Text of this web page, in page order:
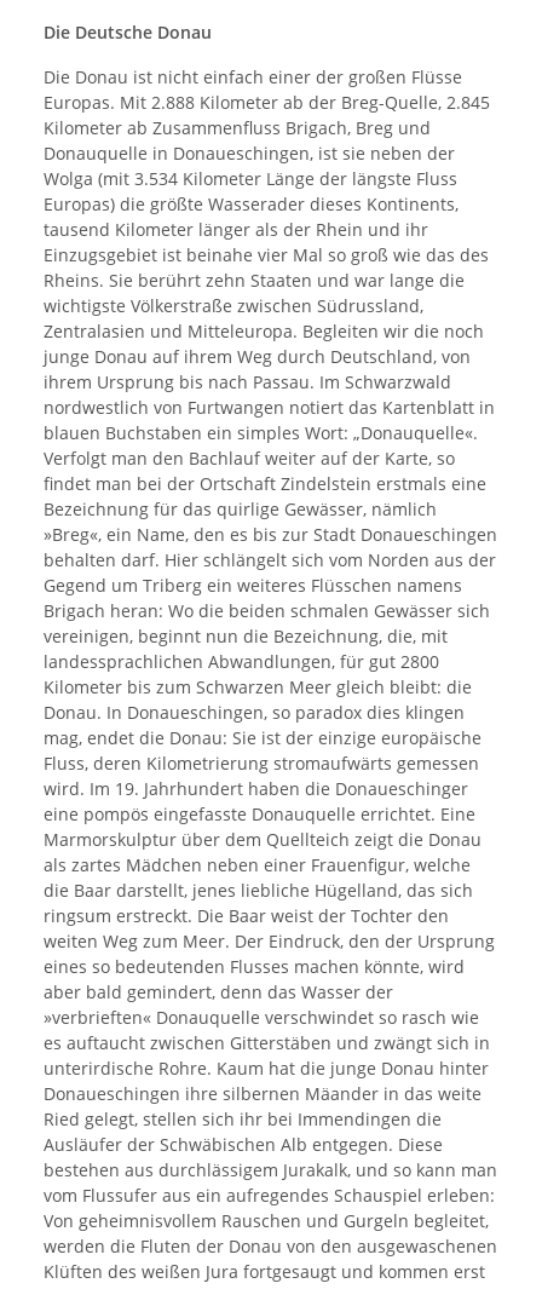
Die Deutsche Donau
Die Donau ist nicht einfach einer der großen Flüsse
Europas. Mit 2.888 Kilometer ab der Breg-Quelle, 2.845
Kilometer ab Zusammenfluss Brigach, Breg und
Donauquelle in Donaueschingen, ist sie neben der
Wolga (mit 3.534 Kilometer Länge der längste Fluss
Europas) die größte Wasser­ader dieses Kontinents,
tausend Kilometer länger als der Rhein und ihr
Einzugsgebiet ist beinahe vier Mal so groß wie das des
Rheins. Sie berührt zehn Staaten und war lange die
wichtigste Völkerstraße zwischen Südrussland,
Zentralasien und Mitteleuropa. Begleiten wir die noch
junge Donau auf ihrem Weg durch Deutschland, von
ihrem Ursprung bis nach Passau. Im Schwarzwald
nordwestlich von Furtwangen notiert das Kartenblatt in
blauen Buchstaben ein simples Wort: „Donauquelle«.
Verfolgt man den Bachlauf weiter auf der Karte, so
findet man bei der Ortschaft Zindelstein erstmals eine
Bezeichnung für das quirlige Gewässer, nämlich
»Breg«, ein Name, den es bis zur Stadt Donaueschingen
behalten darf. Hier schlängelt sich vom Norden aus der
Gegend um Triberg ein weiteres Flüsschen namens
Brigach heran: Wo die beiden schmalen Gewässer sich
vereinigen, beginnt nun die Bezeichnung, die, mit
landessprachlichen Abwandlungen, für gut 2800
Kilometer bis zum Schwarzen Meer gleich bleibt: die
Donau. In Donaueschingen, so paradox dies klingen
mag, endet die Donau: Sie ist der einzige europäische
Fluss, deren Kilometrierung stromaufwärts gemessen
wird. Im 19. Jahrhundert haben die Donaueschinger
eine pompös eingefasste Donauquelle errichtet. Eine
Marmorskulptur über dem Quellteich zeigt die Donau
als zartes Mädchen neben einer Frauenfigur, welche
die Baar darstellt, jenes liebliche Hügelland, das sich
ringsum erstreckt. Die Baar weist der Tochter den
weiten Weg zum Meer. Der Eindruck, den der Ursprung
eines so bedeutenden Flusses machen könnte, wird
aber bald gemindert, denn das Wasser der
»verbrieften« Donauquelle verschwindet so rasch wie
es auftaucht zwischen Gitterstäben und zwängt sich in
unterirdische Rohre. Kaum hat die junge Donau hinter
Donaueschingen ihre silbernen Mäander in das weite
Ried gelegt, stellen sich ihr bei Immendingen die
Ausläufer der Schwäbischen Alb entgegen. Diese
bestehen aus durchlässigem Jurakalk, und so kann man
vom Flussufer aus ein aufregendes Schauspiel erleben:
Von geheimnisvollem Rauschen und Gurgeln begleitet,
werden die Fluten der Donau von den ausgewaschenen
Klüften des weißen Jura fortgesaugt und kommen erst